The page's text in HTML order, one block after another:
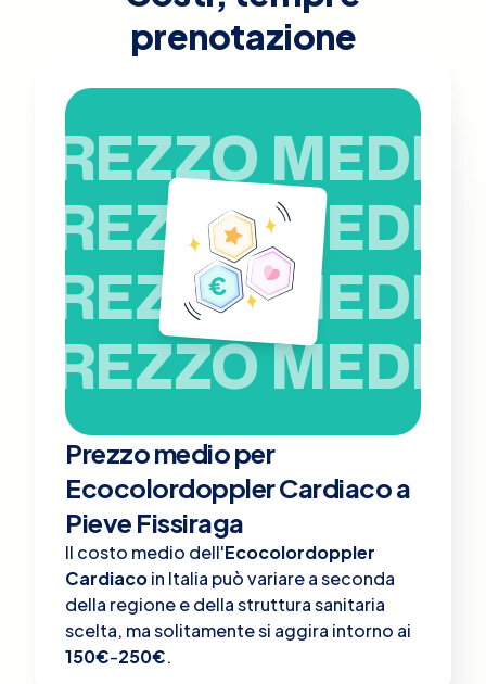
prenotazione
PREZZO MEDIO
PREZZO MEDIO
PREZZO MEDIO
PREZZO MEDIO
Prezzo medio per
Ecocolordoppler Cardiaco a
Pieve Fissiraga
Il costo medio dell'Ecocolordoppler
Cardiacoin Italia può variare a seconda
della regione e della struttura sanitaria
scelta, ma solitamente si aggira intorno ai
150€-250€.